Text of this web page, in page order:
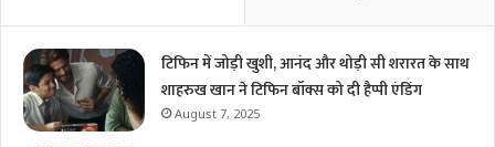
टिफिन में जोड़ी खुशी, आनंद और थोड़ी सी शरारत के साथ
शाहरुख खान ने टिफिन बॉक्स को दी हैप्पी एंडिंग
August 7, 2025